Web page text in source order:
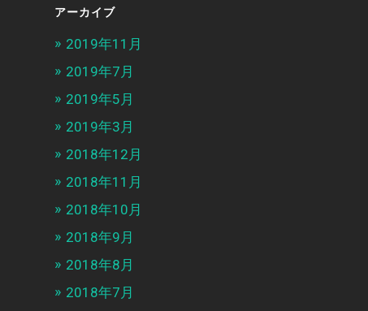
アーカイブ
2019年11月
2019年7月
2019年5月
2019年3月
2018年12月
2018年11月
2018年10月
2018年9月
2018年8月
2018年7月